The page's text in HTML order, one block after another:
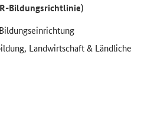
Bildungsrichtlinie)
Landwirtschaft & Ländliche